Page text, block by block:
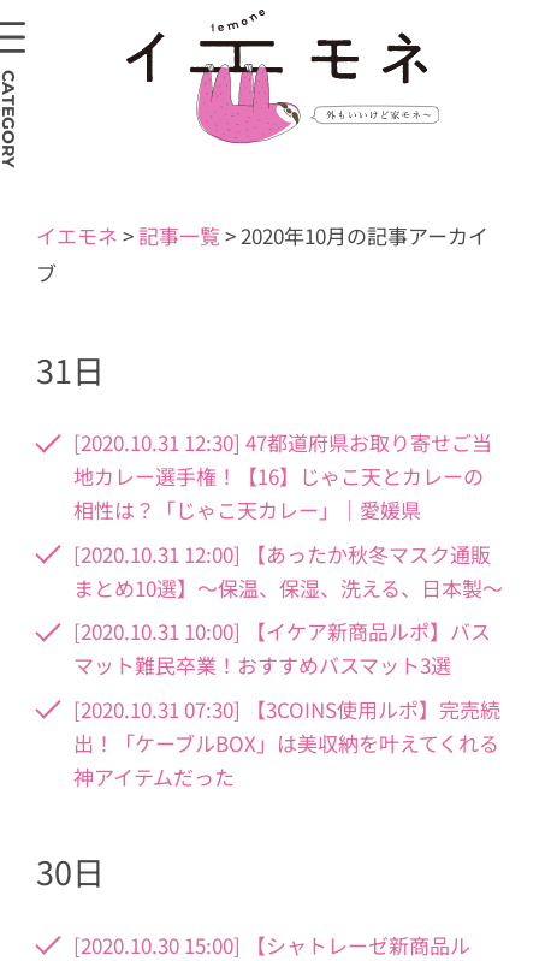
イエモネ >記事一覧>2020年10月の記事アーカイ
ブ
31日
[2020.10.31 12:30] 47都道府県お取り寄せご当
地カレー選手権！【16】じゃこ天とカレーの
相性は？「じゃこ天カレー」｜愛媛県
[2020.10.31 12:00] 【あったか秋冬マスク通販
まとめ10選】～保温、保湿、洗える、日本製～
[2020.10.31 10:00] 【イケア新商品ルポ】バス
マット難民卒業！おすすめバスマット3選
[2020.10.31 07:30] 【3COINS使用ルポ】完売続
出！「ケーブルBOX」は美収納を叶えてくれる
神アイテムだった
30日
[2020.10.30 15:00] 【シャトレーゼ新商品ル